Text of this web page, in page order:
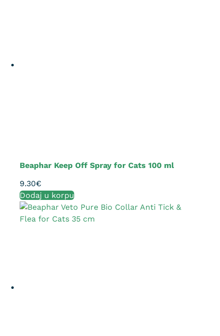
Beaphar Keep Off Spray for Cats 100 ml
9.30€
Dodaj u korpu